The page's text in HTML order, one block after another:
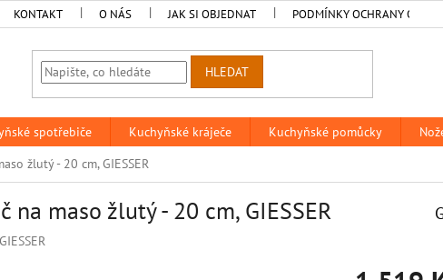
KONTAKT O NÁS JAK SI OBJEDNAT PODMÍNKY OCHRANY
HLEDAT
spotřebiče Kuchyňské kráječe Kuchyňské pomůcky
žlutý - 20 cm, GIESSER
na maso žlutý - 20 cm, GIESSER
GIESSER